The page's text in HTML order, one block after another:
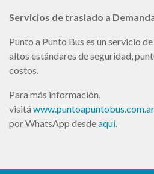
Servicios de traslado a
Punto a Punto Bus es un servicio
altos estándares de seguridad,
costos.
Para más información,
visitá www.puntoapuntobus.com.ar
por WhatsApp desdeaquí.